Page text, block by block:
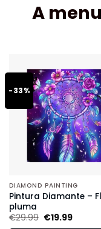
A
-33%
DIAMOND PAINTING
Pintura Diamante –
pluma
€29.99 €19.99